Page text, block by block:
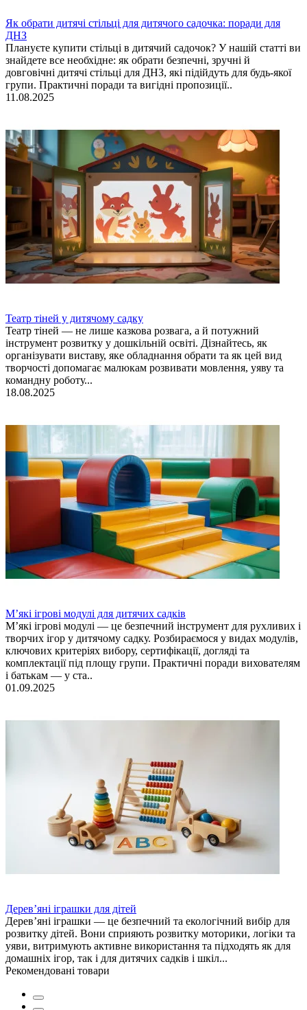
Як обрати дитячі стільці для дитячого садочка: поради для
ДНЗ
Плануєте купити стільці в дитячий садочок? У нашій статті ви
знайдете все необхідне: як обрати безпечні, зручні й
довговічні дитячі стільці для ДНЗ, які підійдуть для будь-якої
групи. Практичні поради та вигідні пропозиції..
11.08.2025
Театр тіней у дитячому садку
Театр тіней — не лише казкова розвага, а й потужний
інструмент розвитку у дошкільній освіті. Дізнайтесь, як
організувати виставу, яке обладнання обрати та як цей вид
творчості допомагає малюкам розвивати мовлення, уяву та
командну роботу...
18.08.2025
М’які ігрові модулі для дитячих садків
М’які ігрові модулі — це безпечний інструмент для рухливих і
творчих ігор у дитячому садку. Розбираємося у видах модулів,
ключових критеріях вибору, сертифікації, догляді та
комплектації під площу групи. Практичні поради вихователям
і батькам — у ста..
01.09.2025
Дерев’яні іграшки для дітей
Дерев’яні іграшки — це безпечний та екологічний вибір для
розвитку дітей. Вони сприяють розвитку моторики, логіки та
уяви, витримують активне використання та підходять як для
домашніх ігор, так і для дитячих садків і шкіл...
Рекомендовані товари